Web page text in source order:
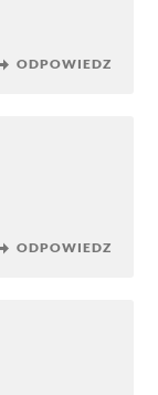
ODPOWIEDZ
ODPOWIEDZ